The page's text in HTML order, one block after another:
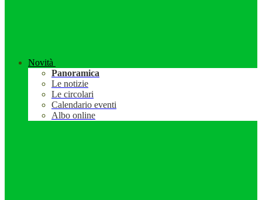
Novità
Panoramica
Le notizie
Le circolari
Calendario eventi
Albo online